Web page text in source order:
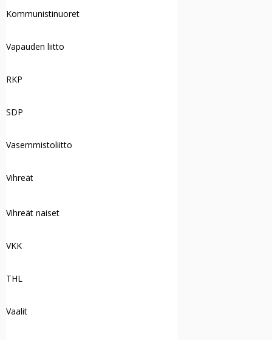
Kommunistinuoret
Vapauden liitto
RKP
SDP
Vasemmistoliitto
Vihreät
Vihreät naiset
VKK
THL
Vaalit